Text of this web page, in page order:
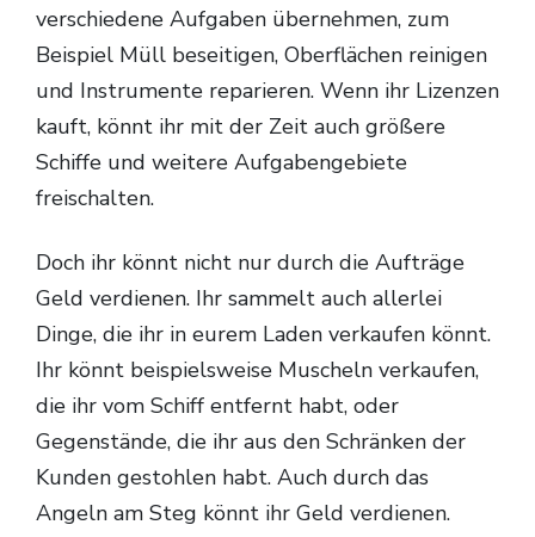
verschiedene Aufgaben übernehmen, zum
Beispiel Müll beseitigen, Oberflächen reinigen
und Instrumente reparieren. Wenn ihr Lizenzen
kauft, könnt ihr mit der Zeit auch größere
Schiffe und weitere Aufgabengebiete
freischalten.
Doch ihr könnt nicht nur durch die Aufträge
Geld verdienen. Ihr sammelt auch allerlei
Dinge, die ihr in eurem Laden verkaufen könnt.
Ihr könnt beispielsweise Muscheln verkaufen,
die ihr vom Schiff entfernt habt, oder
Gegenstände, die ihr aus den Schränken der
Kunden gestohlen habt. Auch durch das
Angeln am Steg könnt ihr Geld verdienen.